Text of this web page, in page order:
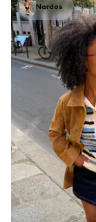
Nardos